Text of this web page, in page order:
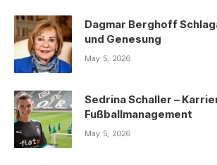
Dagmar Berghoff
und Genesung
May 5, 2026
Sedrina Schaller –
Fußballmanagement
May 5, 2026